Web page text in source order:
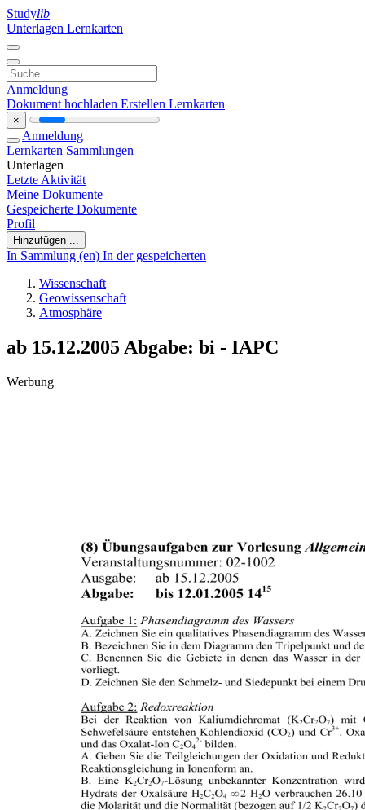
Studylib
Unterlagen Lernkarten
Anmeldung
Dokument hochladen Erstellen Lernkarten
×
Anmeldung
Lernkarten Sammlungen
Unterlagen
Letzte Aktivität
Meine Dokumente
Gespeicherte Dokumente
Profil
Hinzufügen ...
In Sammlung (en) In der gespeicherten
Wissenschaft
Geowissenschaft
Atmosphäre
ab 15.12.2005 Abgabe: bi - IAPC
Werbung